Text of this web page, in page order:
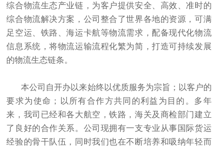
综合物流生态产业链，为客户提供安全、高效、准时的
综合物流解决方案，公司整合了世界各地的资源，可满
足空运、铁路、海运卡航等物流需求，配备现代化物流
信息系统，将物流运输流程化繁为简，打造可持续发展
的物流生态链条。
本公司自开办以来始终以优质服务为宗旨；以客户的
要求为使命；以所有合作方共同的利益为目的。多年
来，我司已经和各大航空，铁路，海关及商检部门建立
了良好的合作关系。公司现拥有一支专业从事国际货运
经验的骨干队伍，同时我们也在不断培养和吸纳年轻而